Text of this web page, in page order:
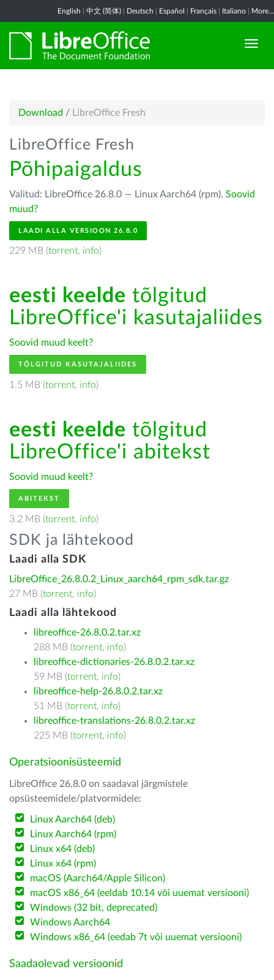
English 中文 (简体) Deutsch Español Français Italiano More...
Download / LibreOffice Fresh
LibreOffice Fresh
Põhipaigaldus
Valitud: LibreOffice 26.8.0 — Linux Aarch64 (rpm). Soovid
muud?
LAADI ALLA VERSIOON 26.8.0
229 MB (torrent, info)
eesti keelde tõlgitud
LibreOffice'i kasutajaliides
Soovid muud keelt?
TÕLGITUD KASUTAJALIIDES
1.5 MB (torrent, info)
eesti keelde tõlgitud
LibreOffice'i abitekst
Soovid muud keelt?
ABITEKST
3.2 MB (torrent, info)
SDK ja lähtekood
Laadi alla SDK
LibreOffice_26.8.0.2_Linux_aarch64_rpm_sdk.tar.gz
27 MB (torrent, info)
Laadi alla lähtekood
libreoffice-26.8.0.2.tar.xz
288 MB (torrent, info)
libreoffice-dictionaries-26.8.0.2.tar.xz
59 MB (torrent, info)
libreoffice-help-26.8.0.2.tar.xz
51 MB (torrent, info)
libreoffice-translations-26.8.0.2.tar.xz
225 MB (torrent, info)
Operatsioonisüsteemid
LibreOffice 26.8.0 on saadaval järgmistele
opsüsteemidele/platvormidele:
Linux Aarch64 (deb)
Linux Aarch64 (rpm)
Linux x64 (deb)
Linux x64 (rpm)
macOS (Aarch64/Apple Silicon)
macOS x86_64 (eeldab 10.14 või uuemat versiooni)
Windows (32 bit, deprecated)
Windows Aarch64
Windows x86_64 (eedab 7t või uuemat versiooni)
Saadaolevad versioonid